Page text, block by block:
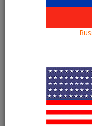
Categories
Смотрите
«Рашн Юг»
качестве на